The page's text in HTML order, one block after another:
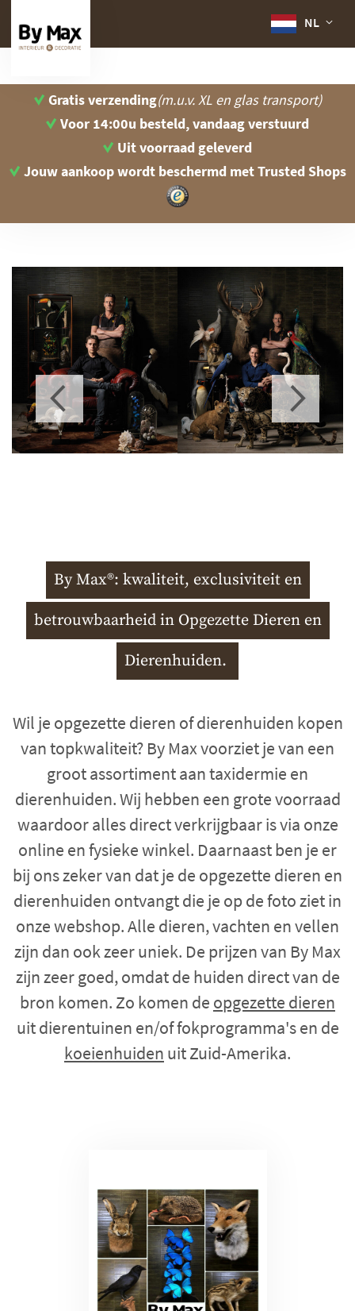
NL
Gratis verzending(m.u.v. XL en glas transport)
Voor 14:00u besteld, vandaag verstuurd
Uit voorraad geleverd
Jouw aankoop wordt beschermd met Trusted Shops
By Max®: kwaliteit, exclusiviteit en
betrouwbaarheid in Opgezette Dieren en
Dierenhuiden.
Wil je opgezette dieren of dierenhuiden kopen
van topkwaliteit? By Max voorziet je van een
groot assortiment aan taxidermie en
dierenhuiden. Wij hebben een grote voorraad
waardoor alles direct verkrijgbaar is via onze
online en fysieke winkel. Daarnaast ben je er
bij ons zeker van dat je de opgezette dieren en
dierenhuiden ontvangt die je op de foto ziet in
onze webshop. Alle dieren, vachten en vellen
zijn dan ook zeer uniek. De prijzen van By Max
zijn zeer goed, omdat de huiden direct van de
bron komen. Zo komen de opgezette dieren
uit dierentuinen en/of fokprogramma's en de
koeienhuiden uit Zuid-Amerika.